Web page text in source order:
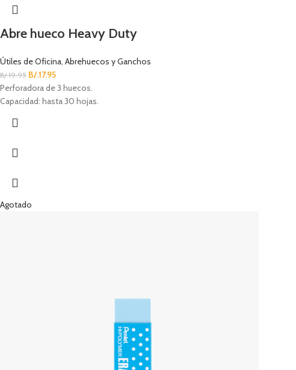
Abre hueco Heavy Duty
Útiles de Oficina, Abrehuecos y Ganchos
B/.19.95 B/.17.95
Perforadora de 3 huecos.
Capacidad: hasta 30 hojas.
Agotado